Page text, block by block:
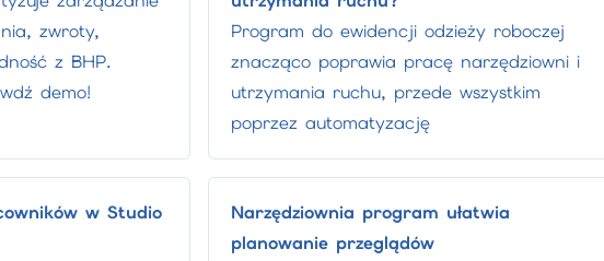
zwroty,
z BHP.
demo!
Program do ewidencji odzieży roboczej
znacząco poprawia pracę narzędziowni i
utrzymania ruchu, przede wszystkim
poprzez automatyzację
w Studio
Narzędziownia program ułatwia
planowanie przeglądów